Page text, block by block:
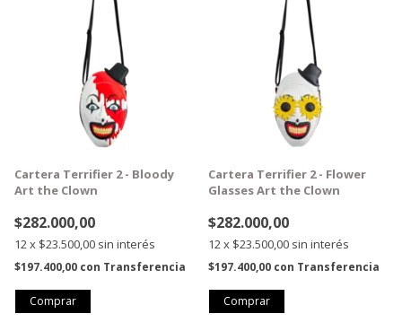
Cartera Terrifier 2 - Bloody
Art the Clown
$282.000,00
12x $23.500,00 sin interés
$197.400,00 con Transferencia
Cartera Terrifier 2 - Flower
Glasses Art the Clown
$282.000,00
12x $23.500,00 sin interés
$197.400,00 con Transferencia